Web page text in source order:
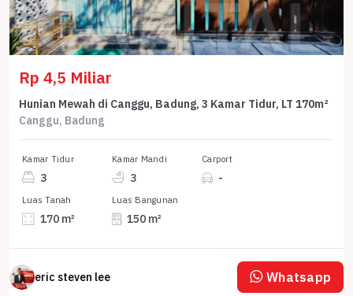
Rp 4,5 Miliar
Hunian Mewah di Canggu, Badung, 3 Kamar Tidur, LT 170m²
Canggu, Badung
Kamar Tidur
3
Kamar Mandi
3
Carport
-
Luas Tanah
170 m²
Luas Bangunan
150 m²
eric steven lee Whatsapp